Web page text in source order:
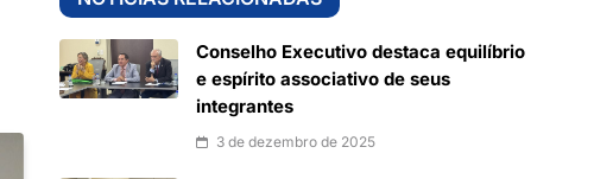
Conselho Executivo destaca equilíbrio
e espírito associativo de seus
integrantes
3 de dezembro de 2025